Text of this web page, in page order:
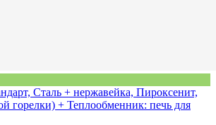
Сталь + нержавейка, Пироксенит,
горелки) + Теплообменник: печь для